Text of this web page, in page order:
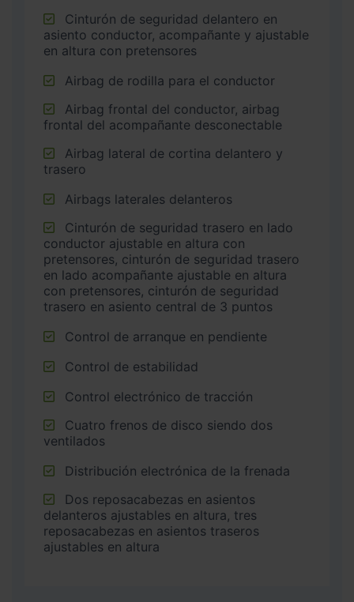
asiento conductor, acompañante y ajustable
en altura con pretensores
Airbag de rodilla para el conductor
frontal del acompañante desconectable
trasero
Airbags laterales delanteros
conductor ajustable en altura con
pretensores, cinturón de seguridad trasero
en lado acompañante ajustable en altura
con pretensores, cinturón de seguridad
trasero en asiento central de 3 puntos
Control de arranque en pendiente
Control de estabilidad
Control electrónico de tracción
ventilados
Distribución electrónica de la frenada
delanteros ajustables en altura, tres
reposacabezas en asientos traseros
ajustables en altura